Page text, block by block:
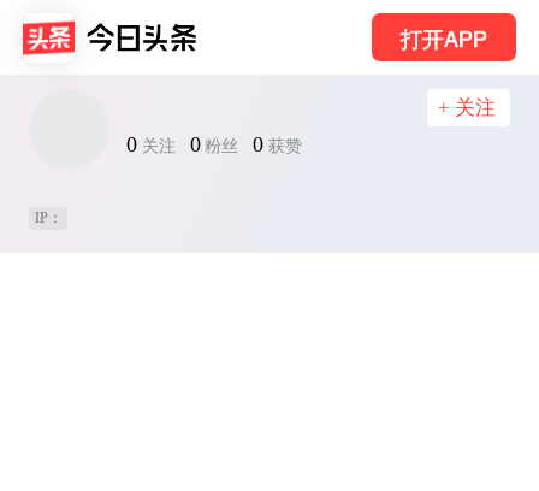
打开APP
0 关注 0 粉丝 0 获赞
+ 关注
IP：